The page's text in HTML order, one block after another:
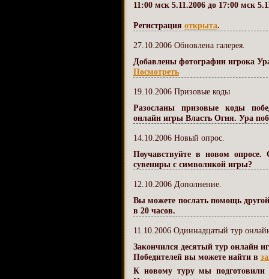
11:00 мск 5.11.2006 до 17:00 мск
Регистрация открыта.
27.10.2006 Обновлена галерея.
Добавлены фотографии игрока
Посмотреть
19.10.2006 Призовые коды
Разосланы призовые коды
онлайн игры Власть Огня. Ура
14.10.2006 Новый опрос.
Поучавствуйте в новом
сувениры с символикой игры?
12.10.2006 Дополнение.
Вы можете послать помощь другой
в 20 часов.
11.10.2006 Одиннадцатый тур
Закончился десятый тур онлайн
Победителей вы можете найти в
К новому туру мы подготовили